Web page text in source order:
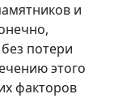
и
потери
этого
факторов